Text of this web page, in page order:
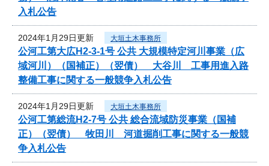
入札公告
2024年1月29日更新 大垣土木事務所
公河工第大広H2-3-1号 公共 大規模特定河川事業（広
域河川）（国補正）（翌債） 大谷川 工事用進入路
整備工事に関する一般競争入札公告
2024年1月29日更新 大垣土木事務所
公河工第総流H2-7号 公共 総合流域防災事業（国補
正）（翌債） 牧田川 河道掘削工事に関する一般競
争入札公告